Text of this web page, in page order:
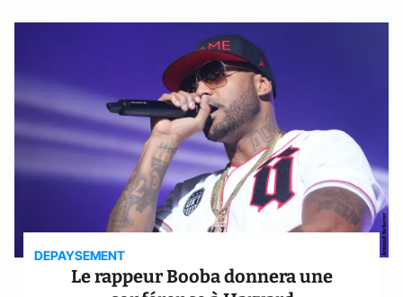
DEPAYSEMENT
Le rappeur Booba donnera une